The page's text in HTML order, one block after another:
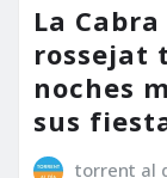
La
rossejat
noches
sus
torrent al